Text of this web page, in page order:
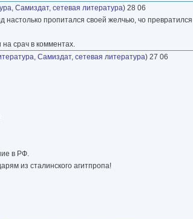
, Самиздат, сетевая литература) 28 06
пропитался своей желчью, чо превратился
срач в комментах.
, Самиздат, сетевая литература) 27 06
в РФ.
из сталинского агитпропа!